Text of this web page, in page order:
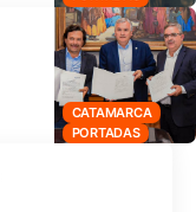
CATAMARCA
PORTADAS